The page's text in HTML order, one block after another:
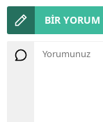
BİR YORUM